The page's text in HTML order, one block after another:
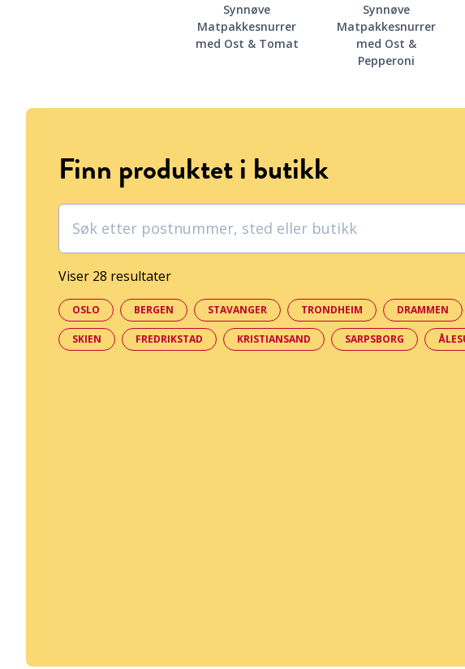
Synnøve
Matpakkesnurrer
med Ost & Tomat
Synnøve
Matpakkesnurrer
med Ost &
Pepperoni
Finn produktet i butikk
Viser 28 resultater
OSLO BERGEN STAVANGER TRONDHEIM DRAMMEN
SKIEN FREDRIKSTAD KRISTIANSAND SARPSBORG